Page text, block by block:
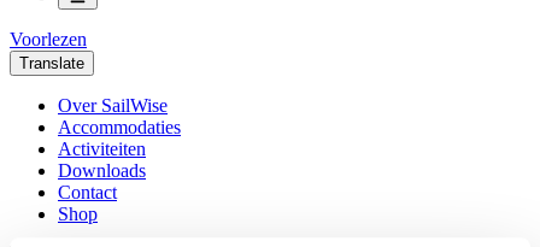
Voorlezen
Translate
Over SailWise
Accommodaties
Activiteiten
Downloads
Contact
Shop